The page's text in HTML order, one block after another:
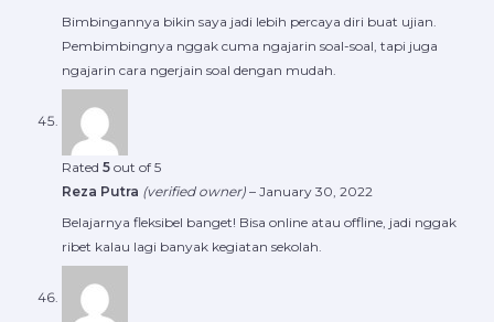
Bimbingannya bikin saya jadi lebih percaya diri buat ujian.
Pembimbingnya nggak cuma ngajarin soal-soal, tapi juga
ngajarin cara ngerjain soal dengan mudah.
Rated 5 out of 5
Reza Putra (verified owner) – January 30, 2022
Belajarnya fleksibel banget! Bisa online atau offline, jadi nggak
ribet kalau lagi banyak kegiatan sekolah.